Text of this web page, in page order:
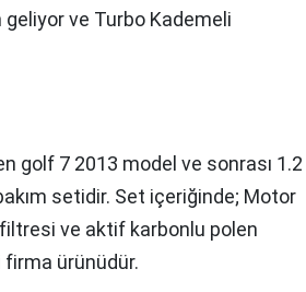
ve Turbo Kademeli
golf 7 2013 model ve sonrası 1.2
setidir. Set içeriğinde; Motor
ve aktif karbonlu polen
ürünüdür.